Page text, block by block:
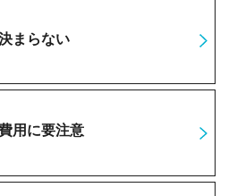
まらない
用に要注意